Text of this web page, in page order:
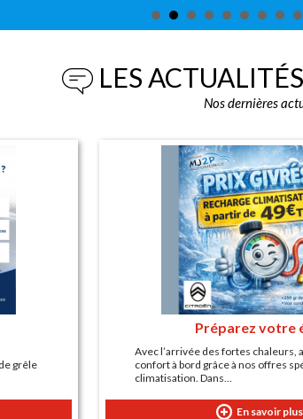
LES
Nos dernières
grêle
Préparez votre
Avec l’arrivée des fortes chaleurs,
confort à bord grâce à nos offres
climatisation. Dans...
En savoir